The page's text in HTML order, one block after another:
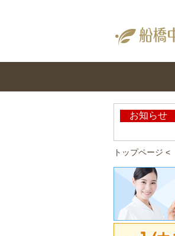
お知らせ
トップページ <